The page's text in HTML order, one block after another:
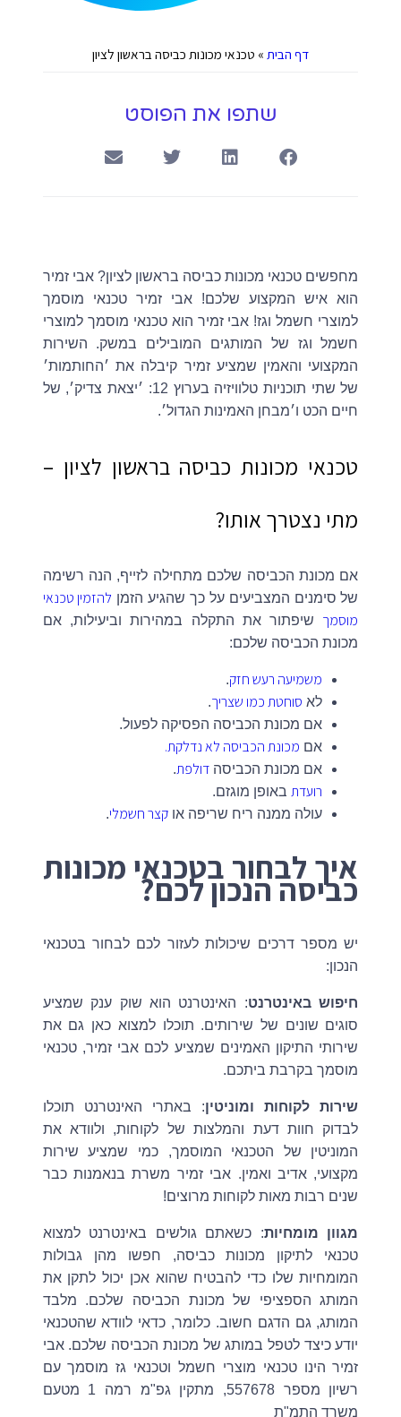
דף הבית » טכנאי מכונות כביסה בראשון לציון
שתפו את הפוסט
מחפשים טכנאי מכונות כביסה בראשון לציון? אבי זמיר
הוא איש המקצוע שלכם! אבי זמיר טכנאי מוסמך
למוצרי חשמל וגז! אבי זמיר הוא טכנאי מוסמך למוצרי
חשמל וגז של המותגים המובילים במשק. השירות
המקצועי והאמין שמציע זמיר קיבלה את ׳החותמות׳
של שתי תוכניות טלוויזיה בערוץ 12: ׳יצאת צדיק׳, של
חיים הכט ו׳מבחן האמינות הגדול׳.
טכנאי מכונות כביסה בראשון לציון –
מתי נצטרך אותו?
אם מכונת הכביסה שלכם מתחילה לזייף, הנה רשימה
של סימנים המצביעים על כך שהגיע הזמן להזמין טכנאי
מוסמך שיפתור את התקלה במהירות וביעילות, אם
מכונת הכביסה שלכם:
משמיעה רעש חזק.
לא סוחטת כמו שצריך.
אם מכונת הכביסה הפסיקה לפעול.
אם מכונת הכביסה לא נדלקת.
אם מכונת הכביסה דולפת.
רועדת באופן מוגזם.
עולה ממנה ריח שריפה או קצר חשמלי.
איך לבחור בטכנאי מכונות
כביסה הנכון לכם?
יש מספר דרכים שיכולות לעזור לכם לבחור בטכנאי
הנכון:
חיפוש באינטרנט: האינטרנט הוא שוק ענק שמציע
סוגים שונים של שירותים. תוכלו למצוא כאן גם את
שירותי התיקון האמינים שמציע לכם אבי זמיר, טכנאי
מוסמך בקרבת ביתכם.
שירות לקוחות ומוניטין: באתרי האינטרנט תוכלו
לבדוק חוות דעת והמלצות של לקוחות, ולוודא את
המוניטין של הטכנאי המוסמך, כמי שמציע שירות
מקצועי, אדיב ואמין. אבי זמיר משרת בנאמנות כבר
שנים רבות מאות לקוחות מרוצים!
מגוון מומחיות: כשאתם גולשים באינטרנט למצוא
טכנאי לתיקון מכונות כביסה, חפשו מהן גבולות
המומחיות שלו כדי להבטיח שהוא אכן יכול לתקן את
המותג הספציפי של מכונת הכביסה שלכם. מלבד
המותג, גם הדגם חשוב. כלומר, כדאי לוודא שהטכנאי
יודע כיצד לטפל במותג של מכונת הכביסה שלכם. אבי
זמיר הינו טכנאי מוצרי חשמל וטכנאי גז מוסמך עם
רשיון מספר 557678, מתקין גפ"מ רמה 1 מטעם
משרד התמ"ת